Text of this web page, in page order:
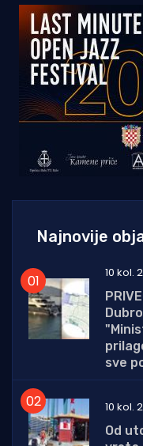
Najnovije
10 kol.
sve
10 kol.
Od